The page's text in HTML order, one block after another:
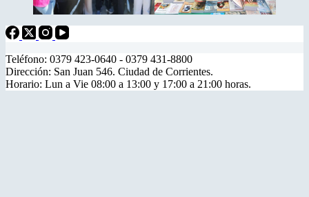
Teléfono: 0379 423-0640 - 0379 431-8800
Dirección: San Juan 546. Ciudad de Corrientes.
Horario: Lun a Vie 08:00 a 13:00 y 17:00 a 21:00 horas.